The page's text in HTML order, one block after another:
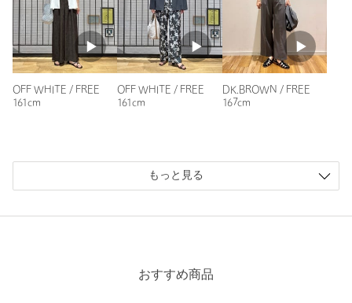
身長： 155cm
普段の着用サイズ：M
14人が参考になったと回答
参考になった
ニックネーム： きち
安くて着やすい。ジャケットのインナーにします
OFF WHITE / FREE
161cm
OFF WHITE / FREE
161cm
DK.BROWN / FREE
167cm
もっと見る
おすすめ商品